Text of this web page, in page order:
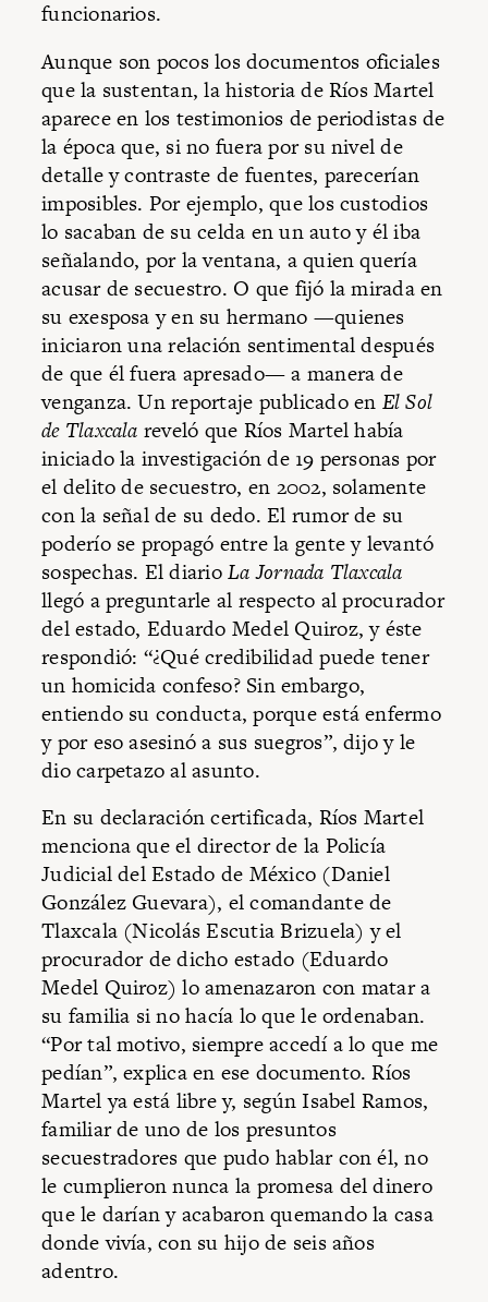
funcionarios.
Aunque son pocos los documentos oficiales
que la sustentan, la historia de Ríos Martel
aparece en los testimonios de periodistas de
la época que, si no fuera por su nivel de
detalle y contraste de fuentes, parecerían
imposibles. Por ejemplo, que los custodios
lo sacaban de su celda en un auto y él iba
señalando, por la ventana, a quien quería
acusar de secuestro. O que fijó la mirada en
su exesposa y en su hermano —quienes
iniciaron una relación sentimental después
de que él fuera apresado— a manera de
venganza. Un reportaje publicado en El Sol
de Tlaxcala reveló que Ríos Martel había
iniciado la investigación de 19 personas por
el delito de secuestro, en 2002, solamente
con la señal de su dedo. El rumor de su
poderío se propagó entre la gente y levantó
sospechas. El diarioLa Jornada Tlaxcala
llegó a preguntarle al respecto al procurador
del estado, Eduardo Medel Quiroz, y éste
respondió: “¿Qué credibilidad puede tener
un homicida confeso? Sin embargo,
entiendo su conducta, porque está enfermo
y por eso asesinó a sus suegros”, dijo y le
dio carpetazo al asunto.
En su declaración certificada, Ríos Martel
menciona que el director de la Policía
Judicial del Estado de México (Daniel
González Guevara), el comandante de
Tlaxcala (Nicolás Escutia Brizuela) y el
procurador de dicho estado (Eduardo
Medel Quiroz) lo amenazaron con matar a
su familia si no hacía lo que le ordenaban.
“Por tal motivo, siempre accedí a lo que me
pedían”, explica en ese documento. Ríos
Martel ya está libre y, según Isabel Ramos,
familiar de uno de los presuntos
secuestradores que pudo hablar con él, no
le cumplieron nunca la promesa del dinero
que le darían y acabaron quemando la casa
donde vivía, con su hijo de seis años
adentro.